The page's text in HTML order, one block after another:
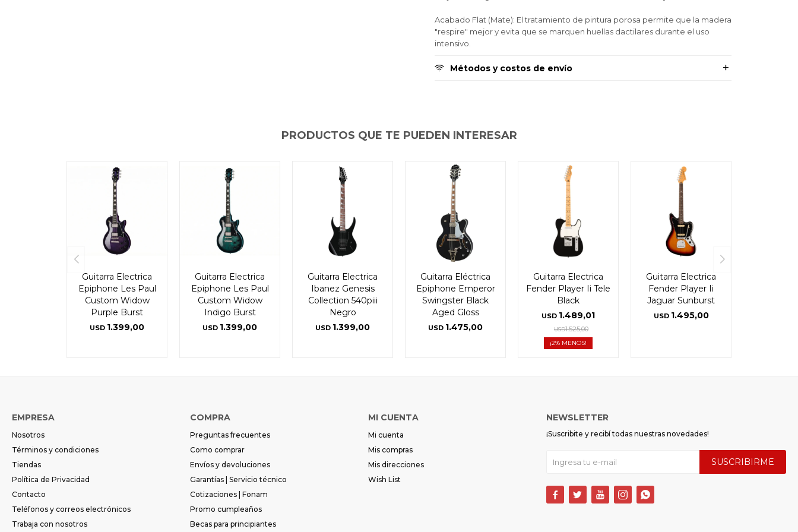
Acabado Flat (Mate): El tratamiento de pintura porosa permite que la madera
"respire" mejor y evita que se marquen huellas dactilares durante el uso
intensivo.
Métodos y costos de envío
PRODUCTOS QUE TE PUEDEN INTERESAR
Guitarra Electrica
Epiphone Les Paul
Custom Widow
Purple Burst
USD 1.399,00
Guitarra Electrica
Epiphone Les Paul
Custom Widow
Indigo Burst
USD 1.399,00
Guitarra Electrica
Ibanez Genesis
Collection 540piii
Negro
USD 1.399,00
Guitarra Eléctrica
Epiphone Emperor
Swingster Black
Aged Gloss
USD 1.475,00
Guitarra Electrica
Fender Player Ii Tele
Black
USD 1.489,01
USD1.525,00
2
Guitarra Electrica
Fender Player Ii
Jaguar Sunburst
USD 1.495,00
EMPRESA
Nosotros
Términos y condiciones
Tiendas
Política de Privacidad
Contacto
Teléfonos y correos electrónicos
Trabaja con nosotros
COMPRA
Preguntas frecuentes
Como comprar
Envíos y devoluciones
Garantías | Servicio técnico
Cotizaciones | Fonam
Promo cumpleaños
Becas para principiantes
MI CUENTA
Mi cuenta
Mis compras
Mis direcciones
Wish List
NEWSLETTER
¡Suscribite y recibí todas nuestras novedades!
SUSCRIBIRME
    